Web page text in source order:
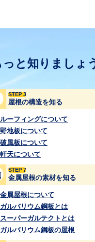
っと知りましょ
STEP 3
屋根の構造を知る
ルーフィングについて
野地板について
破風板について
軒天について
STEP 7
金属屋根の素材を知る
金属屋根について
ガルバリウム鋼板とは
スーパーガルテクトとは
ガルバリウム鋼板の屋根